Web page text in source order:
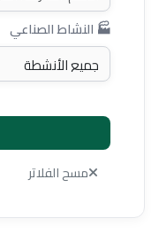
🏭 النشاط الصناعي
مسح الفلاتر